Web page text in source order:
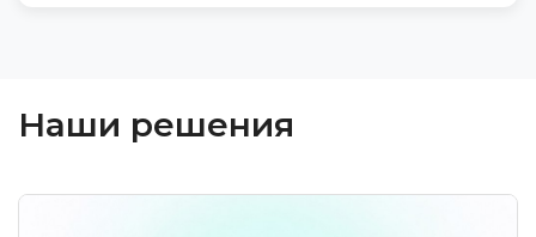
Наши решения